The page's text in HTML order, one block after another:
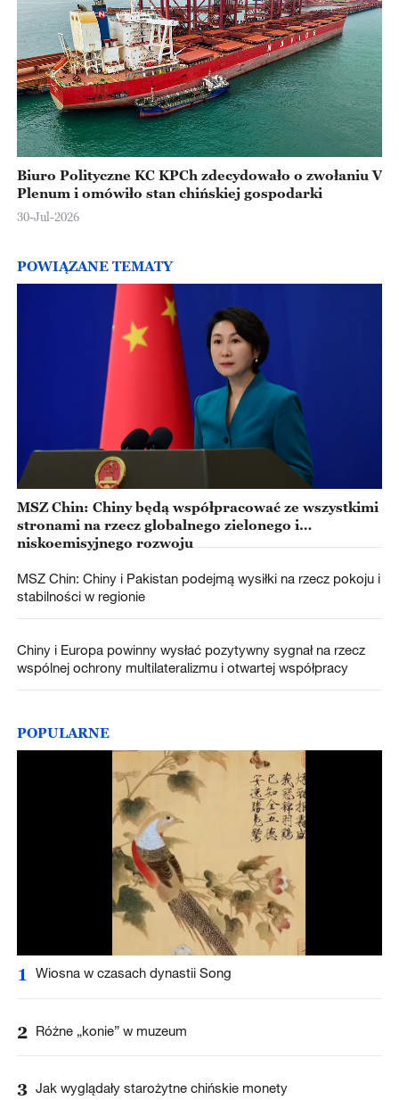
Biuro Polityczne KC KPCh zdecydowało o zwołaniu V
Plenum i omówiło stan chińskiej gospodarki
30-Jul-2026
POWIĄZANE TEMATY
MSZ Chin: Chiny będą współpracować ze wszystkimi
stronami na rzecz globalnego zielonego i
niskoemisyjnego rozwoju
MSZ Chin: Chiny i Pakistan podejmą wysiłki na rzecz pokoju i
stabilności w regionie
Chiny i Europa powinny wysłać pozytywny sygnał na rzecz
wspólnej ochrony multilateralizmu i otwartej współpracy
POPULARNE
1 Wiosna w czasach dynastii Song
2 Różne „konie” w muzeum
3 Jak wyglądały starożytne chińskie monety